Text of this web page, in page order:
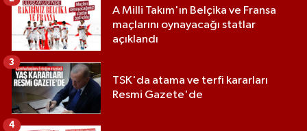
A Milli Takım'ın Belçika ve Fransa
maçlarını oynayacağı statlar
açıklandı
TSK'da atama ve terfi kararları
Resmi Gazete'de
3
4